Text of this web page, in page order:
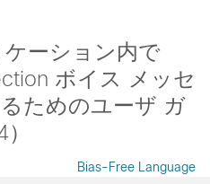
ーション内で
ボイス メッセ
ためのユーザ ガ
Bias-Free Language